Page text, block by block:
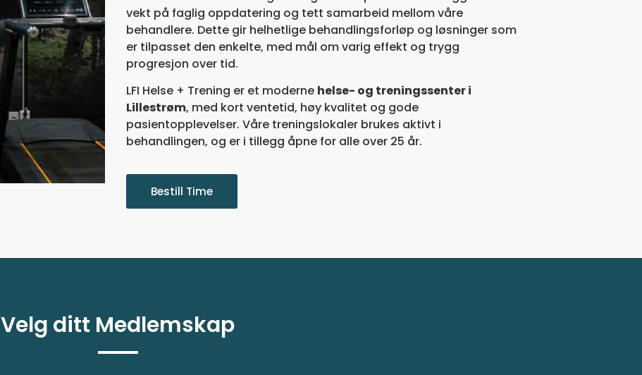
vekt på faglig oppdatering og tett samarbeid mellom våre
behandlere. Dette gir helhetlige behandlingsforløp og løsninger som
er tilpasset den enkelte, med mål om varig effekt og trygg
progresjon over tid.
LFI Helse + Trening er et moderne helse- og treningssenter i
Lillestrøm, med kort ventetid, høy kvalitet og gode
pasientopplevelser. Våre treningslokaler brukes aktivt i
behandlingen, og er i tillegg åpne for alle over 25 år.
Bestill Time
Velg ditt Medlemskap